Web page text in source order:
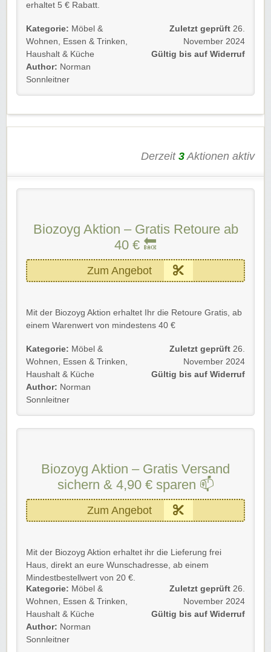
erhaltet 5 € Rabatt.
Außerdem seid ihr immer informiert über die neusten
Gutscheine und profitiert von tollen Angeboten und
Schnäppchen.
Gültig für Neu- und Bestandskunden bis Widerruf.
Viel Spaß beim Sparen!
Kategorie: Möbel &
Wohnen
Essen & Trinken
Haushalt & Küche
Author: Norman
Sonnleitner
Zuletzt geprüft 26.
November 2024
Gültig bis auf Widerruf
Derzeit 3 Aktionen aktiv
Biozoyg Aktion – Gratis Retoure ab
40 € 🔙
Zum Angebot
Mit der Biozoyg Aktion erhaltet Ihr die Retoure Gratis, ab
einem Warenwert von mindestens 40 €
Gültig für Neu- und Bestandskunden bis auf Widerruf.
Einfach unserem Link folgen und profitieren.
Rabatt-Coupon 🐼 wünscht euch viel Spaß beim
Shoppen, Stöbern & Sparen!
Kategorie: Möbel &
Wohnen
Essen & Trinken
Haushalt & Küche
Author: Norman
Sonnleitner
Zuletzt geprüft 26.
November 2024
Gültig bis auf Widerruf
Biozoyg Aktion – Gratis Versand
sichern & 4,90 € sparen 📫
Zum Angebot
Mit der Biozoyg Aktion erhaltet ihr die Lieferung frei
Haus, direkt an eure Wunschadresse, ab einem
Mindestbestellwert von 20 €.
Ihr spart euch damit satte 4,90 € auf eure gesamte
Bestellung.
Gültig für Neu- und Bestandskunden bis auf Widerruf.
Kategorie: Möbel &
Wohnen
Essen & Trinken
Haushalt & Küche
Author: Norman
Sonnleitner
Zuletzt geprüft 26.
November 2024
Gültig bis auf Widerruf